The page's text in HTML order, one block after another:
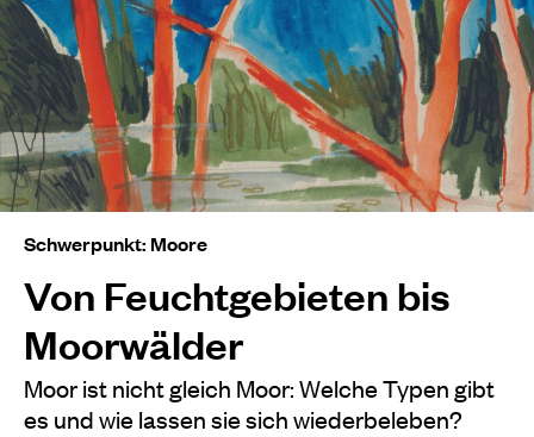
Schwerpunkt: Moore
Von Feuchtgebieten bis
Moorwälder
Moor ist nicht gleich Moor: Welche Typen gibt
es und wie lassen sie sich wiederbeleben?